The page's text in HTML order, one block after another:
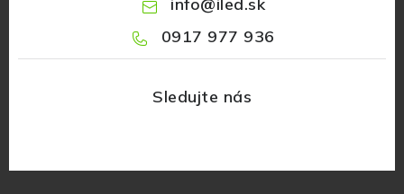
info@iled.sk
0917 977 936